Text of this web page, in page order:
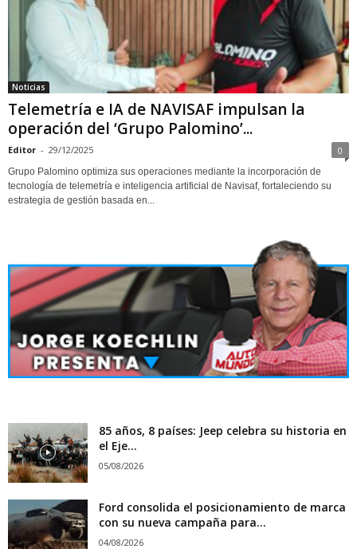
Noticias
Telemetría e IA de NAVISAF impulsan la
operación del ‘Grupo Palomino’...
Editor - 29/12/2025 0
Grupo Palomino optimiza sus operaciones mediante la incorporación de
tecnología de telemetría e inteligencia artificial de Navisaf, fortaleciendo su
estrategia de gestión basada en...
85 años, 8 países: Jeep celebra su historia en
el Eje...
05/08/2026
Ford consolida el posicionamiento de marca
con su nueva campaña para...
04/08/2026